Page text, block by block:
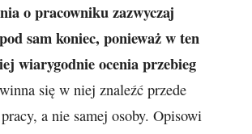
o pracowniku zazwyczaj
sam koniec, ponieważ w ten
wiarygodnie ocenia przebieg
się w niej znaleźć przede
a nie samej osoby. Opisowi